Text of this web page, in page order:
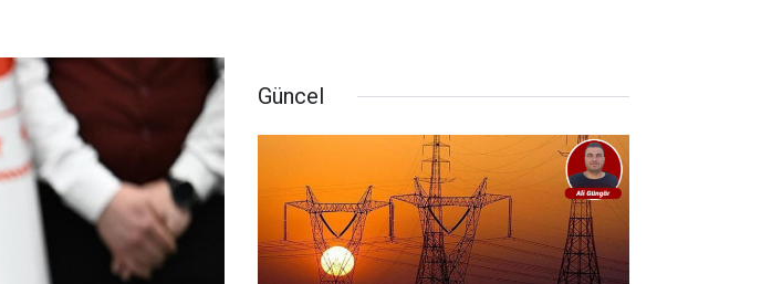
Güncel